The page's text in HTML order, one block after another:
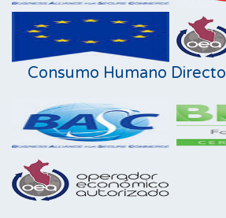
Consumo Humano Directo